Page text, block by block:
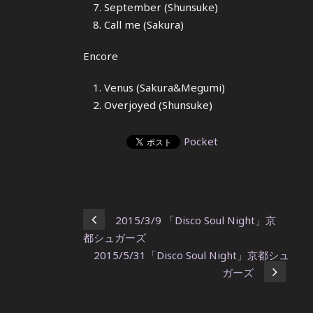
September (Shunsuke)
Call me (Sakura)
Encore
Venus (Sakura&Megumi)
Overjoyed (Shunsuke)
Pocket
2015/3/9 「Disco Soul Night」京
都シュガーズ
2015/5/31「Disco Soul Night」京都シュ
ガーズ